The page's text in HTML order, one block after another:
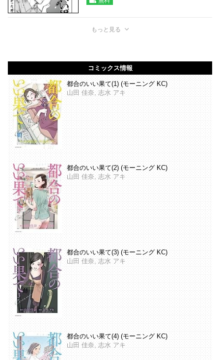
もっと見る
コミックス情報
都合のいい果て(1) (モーニング KC)
山田 佳奈, 志水 アキ
都合のいい果て(2) (モーニング KC)
山田 佳奈, 志水 アキ
都合のいい果て(3) (モーニング KC)
山田 佳奈, 志水 アキ
都合のいい果て(4) (モーニング KC)
山田 佳奈, 志水 アキ